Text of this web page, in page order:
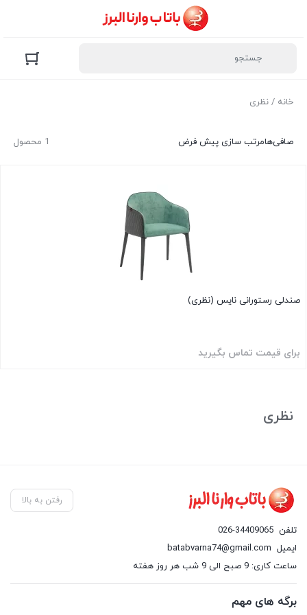
خانه / نظری
1 محصول صافی‌هامرتب سازی پیش فرض
صندلی رستورانی نایس (نظری)
برای قیمت تماس بگیرید
نظری
رفتن به بالا
تلفن 026-34409065
ایمیل batabvarna74@gmail.com
ساعت کاری: 9 صبح الی 9 شب هر روز هفته
برگه های مهم